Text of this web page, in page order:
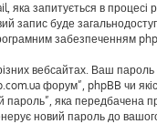
яка запитується в процесі
запис буде
забезпеченням
вебсайтах. Ваш
форум”, phpBB чи
пароль”, яка передбачена
новий пароль до